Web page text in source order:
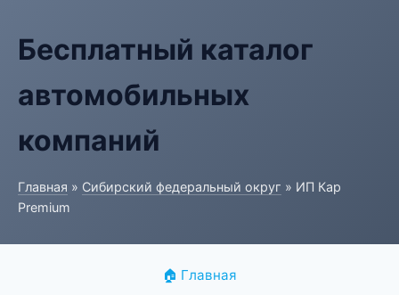
Бесплатный каталог
автомобильных
компаний
Главная » Сибирский федеральный округ » ИП Кар
Premium
🏠 Главная